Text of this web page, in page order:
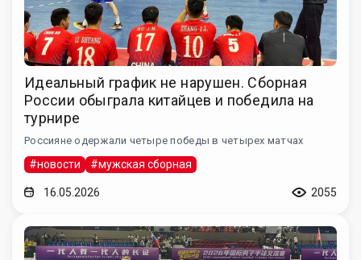
Идеальный график не нарушен. Сборная
России обыграла китайцев и победила на
турнире
Россияне одержали четыре победы в четырех матчах
#новости #мужская сборная
16.05.2026 2055